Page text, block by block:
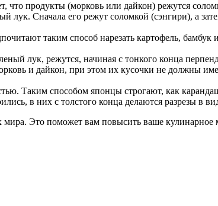
что продукты (морковь или дайкон) режутся
лук. Сначала его режут соломкой (сэнгири), а
таким способ нарезать картофель, бамбук
лук, режутся, начиная с тонкого конца
и дайкон, при этом их кусочки не должны
Таким способом японцы строгают, как
в них с толстого конца делаются разрезы в
мира. Это поможет вам повысить ваше